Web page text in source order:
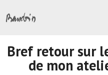
Bref retour sur
de mon